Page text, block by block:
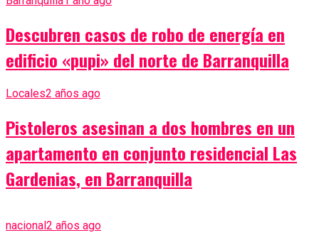
Descubren casos de robo de energía en
edificio «pupi» del norte de Barranquilla
Locales2 años ago
Pistoleros asesinan a dos hombres en un
apartamento en conjunto residencial Las
Gardenias, en Barranquilla
nacional2 años ago